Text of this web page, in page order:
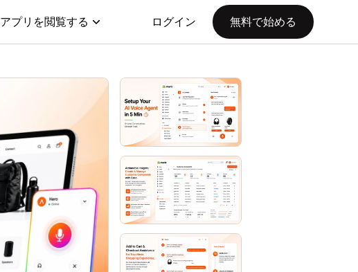
アプリを閲覧する ログイン 無料で始める